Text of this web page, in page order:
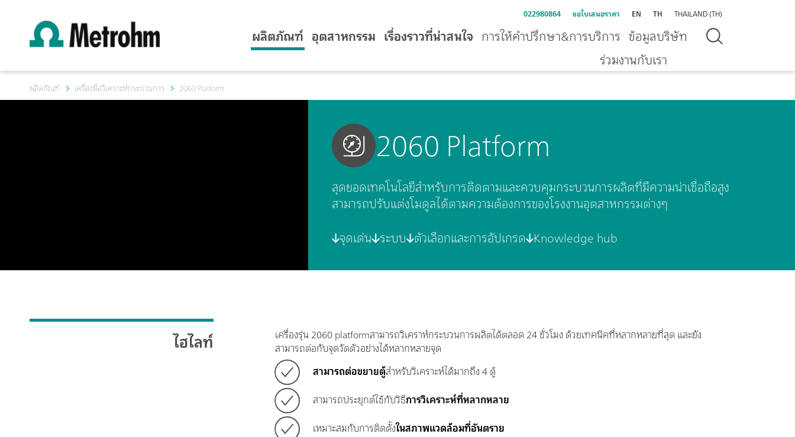
022980864 ขอใบเสนอราคา EN TH THAILAND (TH)
ผลิตภัณฑ์ อุตสาหกรรม เรื่องราวที่น่าสนใจ การให้คำปรึกษา&การบริการ ข้อมูลบริษัท
ร่วมงานกับเรา
ผลิตภัณฑ์ เครื่องมือวิเคราะห์กระบวนการ 2060 Platform
2060 Platform
สุดยอดเทคโนโลยีสำหรับการติดตามและควบคุมกระบวนการผลิตที่มีความน่าเชื่อถือสูง
สามารถปรับแต่งโมดูลได้ตามความต้องการของโรงงานอุตสาหกรรมต่างๆ
จุดเด่น ระบบ ตัวเลือกและการอัปเกรด Knowledge hub
ไฮไลท์
เครื่องรุ่น 2060 platformสามารถวิเคราห์กระบวนการผลิตได้ตลอด 24 ชั่วโมง ด้วยเทคนิคที่หลากหลายที่สุด และยัง
สามารถต่อกับจุดวัดตัวอย่างได้หลากหลายจุด
สามารถต่อขยายตู้สำหรับวิเคราะห์ได้มากถึง 4 ตู้
สามารถประยุกต์ใช้กับวิธีการวิเคราะห์ที่หลากหลาย
เหมาะสมกับการติดตั้งในสภาพแวดล้อมที่อันตราย